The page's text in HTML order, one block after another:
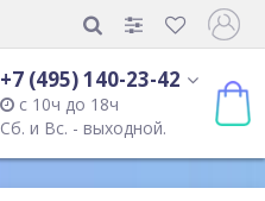
+7 (495) 140-23-42
с 10ч до 18ч
Сб. и Вс. - выходной.